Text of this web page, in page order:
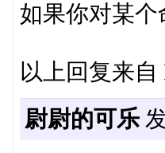
如果你对某
以上回复来
尉尉的可乐